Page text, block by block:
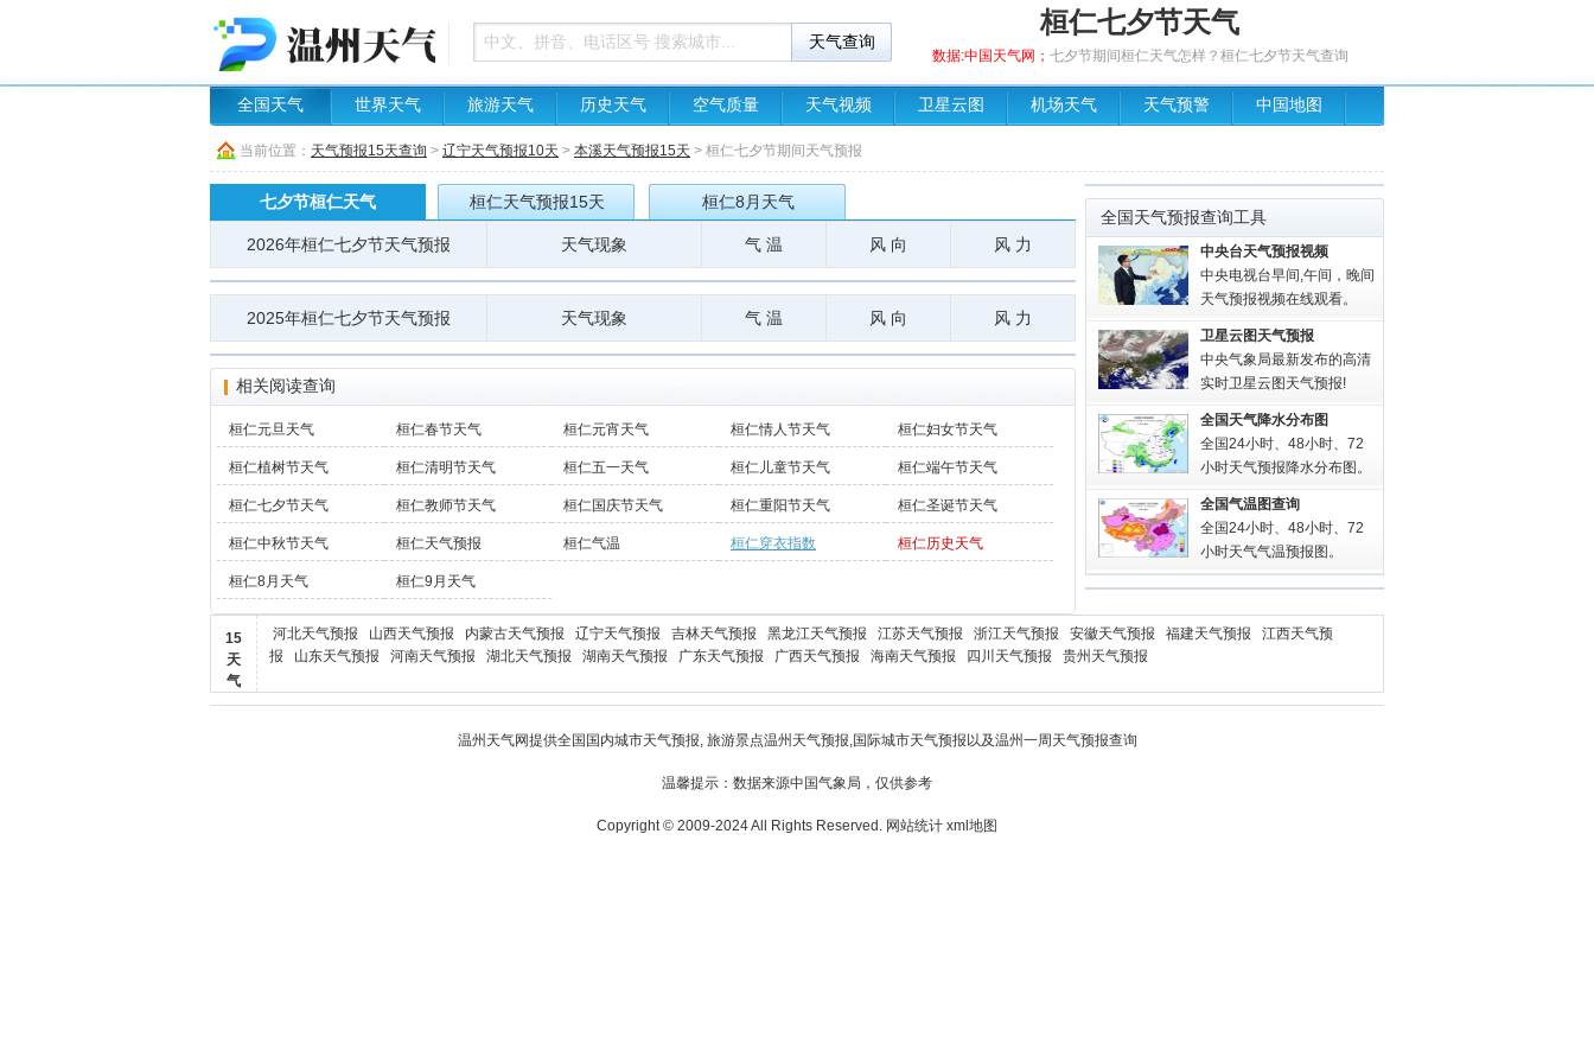
桓仁七夕节天气
数据:中国天气网； 七夕节期间桓仁天气怎样？桓仁七夕节天气查询
全国天气 世界天气 旅游天气 历史天气 空气质量 天气视频 卫星云图 机场天气 天气预警 中国地图
当前位置： 天气预报15天查询 > 辽宁天气预报10天 > 本溪天气预报15天 > 桓仁七夕节期间天气预报
七夕节桓仁天气 桓仁天气预报15天 桓仁8月天气
2026年桓仁七夕节天气预报 天气现象 气 温 风 向 风 力
2025年桓仁七夕节天气预报 天气现象 气 温 风 向 风 力
相关阅读查询
桓仁元旦天气 桓仁春节天气 桓仁元宵天气 桓仁情人节天气 桓仁妇女节天气
桓仁植树节天气 桓仁清明节天气 桓仁五一天气 桓仁儿童节天气 桓仁端午节天气
桓仁七夕节天气 桓仁教师节天气 桓仁国庆节天气 桓仁重阳节天气 桓仁圣诞节天气
桓仁中秋节天气 桓仁天气预报 桓仁气温 桓仁穿衣指数 桓仁历史天气
桓仁8月天气 桓仁9月天气
全国天气预报查询工具
中央台天气预报视频
中央电视台早间,午间，晚间
天气预报视频在线观看。
卫星云图天气预报
中央气象局最新发布的高清
实时卫星云图天气预报!
全国天气降水分布图
全国24小时、48小时、72
小时天气预报降水分布图。
全国气温图查询
全国24小时、48小时、72
小时天气气温预报图。
15
天
气
河北天气预报 山西天气预报 内蒙古天气预报 辽宁天气预报 吉林天气预报 黑龙江天气预报 江苏天气预报 浙江天气预报 安徽天气预报 福建天气预报
江西天气预
报
山东天气预报 河南天气预报 湖北天气预报 湖南天气预报 广东天气预报 广西天气预报 海南天气预报 四川天气预报 贵州天气预报
温州天气网提供全国国内城市天气预报, 旅游景点温州天气预报,国际城市天气预报以及温州一周天气预报查询
温馨提示：数据来源中国气象局，仅供参考
Copyright © 2009-2024 All Rights Reserved. 网站统计 xml地图